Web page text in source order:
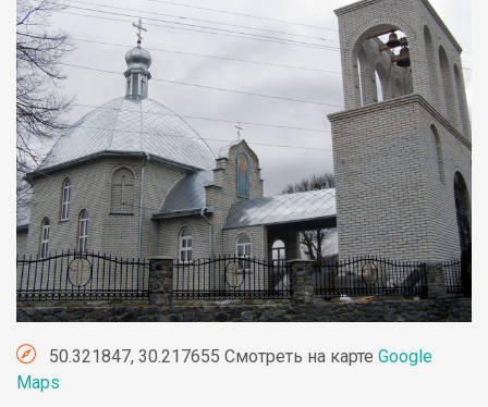
50.321847, 30.217655 Смотреть на карте Google
Maps